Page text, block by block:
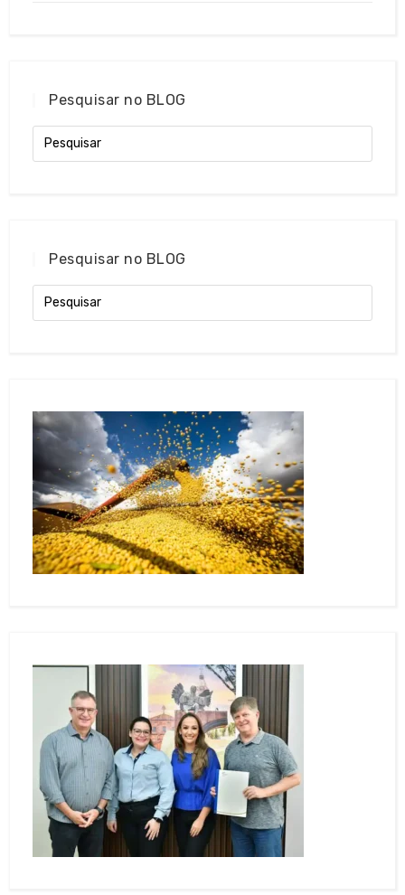
Pesquisar no BLOG
Pesquisar no BLOG